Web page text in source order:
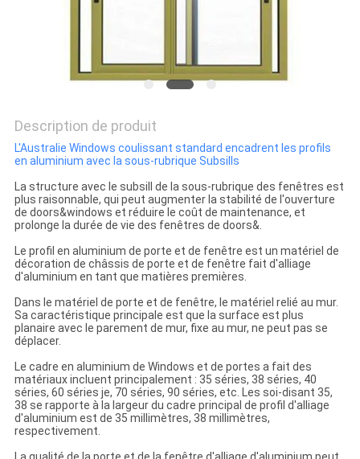
Description de produit
L'Australie Windows coulissant standard encadrent les profils
en aluminium avec la sous-rubrique Subsills
La structure avec le subsill de la sous-rubrique des fenêtres est
plus raisonnable, qui peut augmenter la stabilité de l'ouverture
de doors&windows et réduire le coût de maintenance, et
prolonge la durée de vie des fenêtres de doors&.
Le profil en aluminium de porte et de fenêtre est un matériel de
décoration de châssis de porte et de fenêtre fait d'alliage
d'aluminium en tant que matières premières.
Dans le matériel de porte et de fenêtre, le matériel relié au mur.
Sa caractéristique principale est que la surface est plus
planaire avec le parement de mur, fixe au mur, ne peut pas se
déplacer.
Le cadre en aluminium de Windows et de portes a fait des
matériaux incluent principalement : 35 séries, 38 séries, 40
séries, 60 séries je, 70 séries, 90 séries, etc. Les soi-disant 35,
38 se rapporte à la largeur du cadre principal de profil d'alliage
d'aluminium est de 35 millimètres, 38 millimètres,
respectivement.